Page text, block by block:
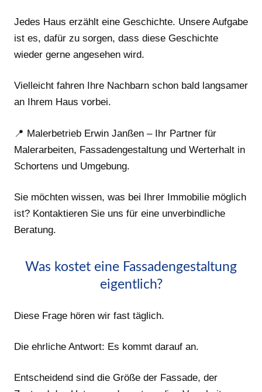
Jedes Haus erzählt eine Geschichte. Unsere Aufgabe
ist es, dafür zu sorgen, dass diese Geschichte
wieder gerne angesehen wird.
Vielleicht fahren Ihre Nachbarn schon bald langsamer
an Ihrem Haus vorbei.
📍 Malerbetrieb Erwin Janßen – Ihr Partner für
Malerarbeiten, Fassadengestaltung und Werterhalt in
Schortens und Umgebung.
Sie möchten wissen, was bei Ihrer Immobilie möglich
ist? Kontaktieren Sie uns für eine unverbindliche
Beratung.
Was kostet eine Fassadengestaltung
eigentlich?
Diese Frage hören wir fast täglich.
Die ehrliche Antwort: Es kommt darauf an.
Entscheidend sind die Größe der Fassade, der